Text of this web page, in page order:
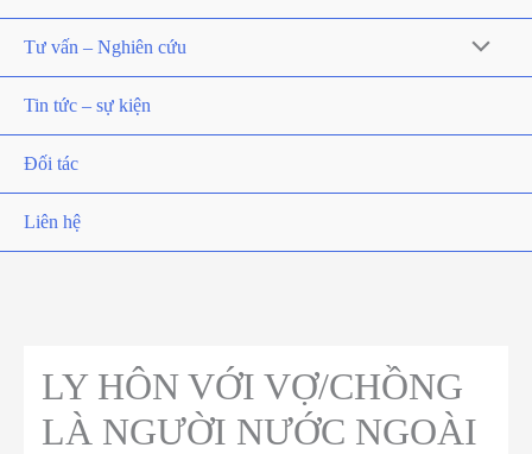
Tư vấn – Nghiên cứu
Tin tức – sự kiện
Đối tác
Liên hệ
LY HÔN VỚI VỢ/CHỒNG
LÀ NGƯỜI NƯỚC NGOÀI